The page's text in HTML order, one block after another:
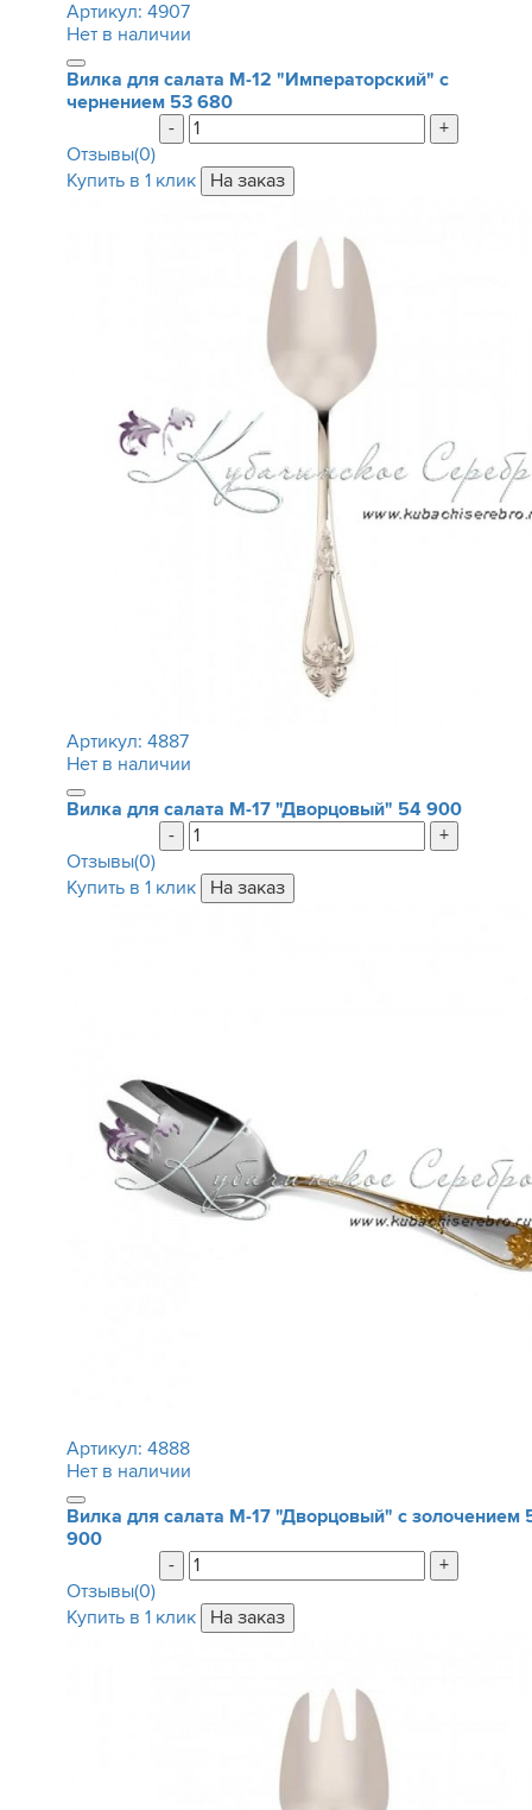
Артикул: 4907
Нет в наличии
Вилка для салата М-12 "Императорский" с
чернением 53 680
-
+
Отзывы(0)
Купить в 1 клик
Артикул: 4887
Нет в наличии
Вилка для салата М-17 "Дворцовый" 54 900
-
+
Отзывы(0)
Купить в 1 клик
Артикул: 4888
Нет в наличии
Вилка для салата М-17 "Дворцовый" с золочением
900
-
+
Отзывы(0)
Купить в 1 клик